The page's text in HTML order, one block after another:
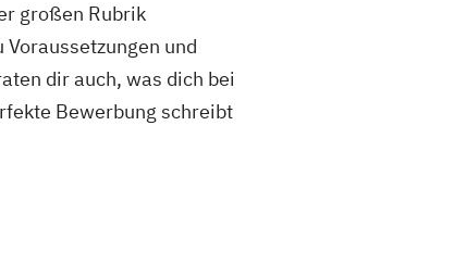
großen Rubrik
und
dir auch, was dich bei
Bewerbung schreibt